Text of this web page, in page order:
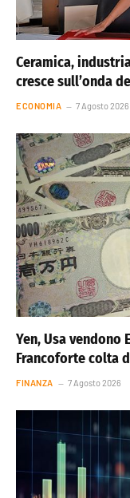
Ceramica,
cresce sull’onda
ECONOMIA 7 Agosto 2026
Yen, Usa vendono
Francoforte colta
FINANZA 7 Agosto 2026